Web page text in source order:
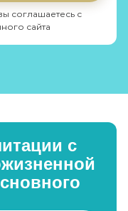
соглашаетесь с
сайта
с